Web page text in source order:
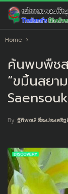
Home
ค้นพบพืช
“ขมิ้นสยา
By ฐิทิพงษ์ ธีระประเสริ